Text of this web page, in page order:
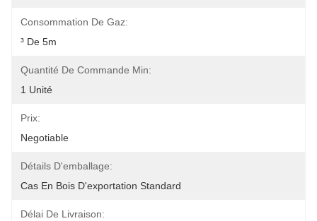
Consommation De Gaz:
³ De 5m
Quantité De Commande Min:
1 Unité
Prix:
Negotiable
Détails D'emballage:
Cas En Bois D'exportation Standard
Délai De Livraison: